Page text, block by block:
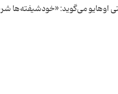
اوهایو می‌گوید: «خودشیفته‌ها